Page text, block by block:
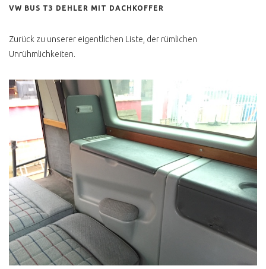
VW BUS T3 DEHLER MIT DACHKOFFER
Zurück zu unserer eigentlichen Liste, der rümlichen
Unrühmlichkeiten.